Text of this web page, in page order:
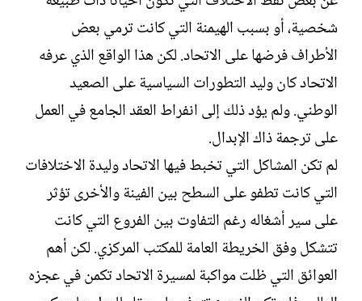
شخصية، أو بسبب الهيمنة التي كانت ترمي بعض
الأطراف فرضها على الاتحاد. لكن هذا الواقع الذي عرفه
الاتحاد كان وليد التطورات السياسية على الصعيد
الوطني. ولم يؤد ذلك إلى انفراط العقد الجامع في العمل
على ترجمة ذاك الإبدال.
لم تكن المشاكل التي تخبط فيها الاتحاد وليدة الاختلافات
التي كانت تطفو على السطح بين الفينة والأخرى تؤثر
على سير أشغاله رغم التفاوت بين الفروع التي كانت
تتشكل وفق الخريطة العامة للمكتب المركزي. لكن أهم
العوائق التي ظلت مواكبة لمسيرة الاتحاد تكمن في عجزه